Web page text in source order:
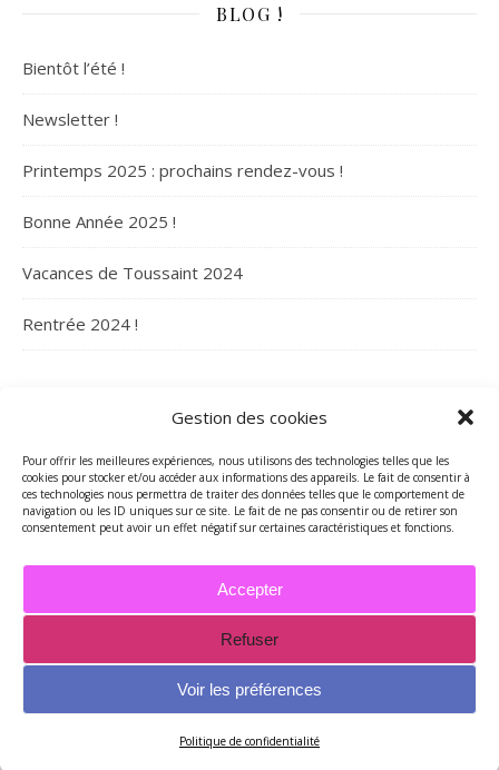
Gestion des cookies
Pour offrir les meilleures expériences, nous utilisons des technologies telles que les
cookies pour stocker et/ou accéder aux informations des appareils. Le fait de consentir à
ces technologies nous permettra de traiter des données telles que le comportement de
navigation ou les ID uniques sur ce site. Le fait de ne pas consentir ou de retirer son
consentement peut avoir un effet négatif sur certaines caractéristiques et fonctions.
Accepter
Refuser
Voir les préférences
Politique de confidentialité
BLOG !
Bientôt l’été !
Newsletter !
Printemps 2025 : prochains rendez-vous !
Bonne Année 2025 !
Vacances de Toussaint 2024
Rentrée 2024 !
ARCHIVES
Archives
2026 - Tous droits réservés - Merci de contacter Marie-Maguelone
mariemcreations@free.fr